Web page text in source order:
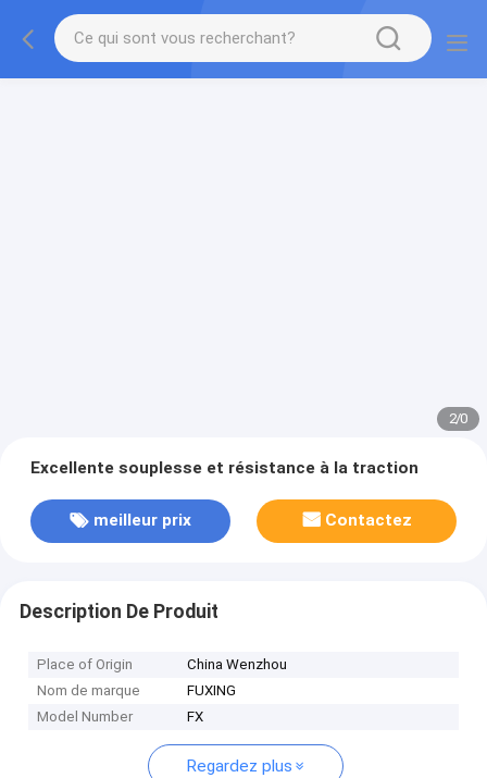
2/0
Excellente souplesse et résistance à la traction
meilleur prix Contactez
Description De Produit
Place of Origin
China Wenzhou
Nom de marque
FUXING
Model Number
FX
Regardez plus